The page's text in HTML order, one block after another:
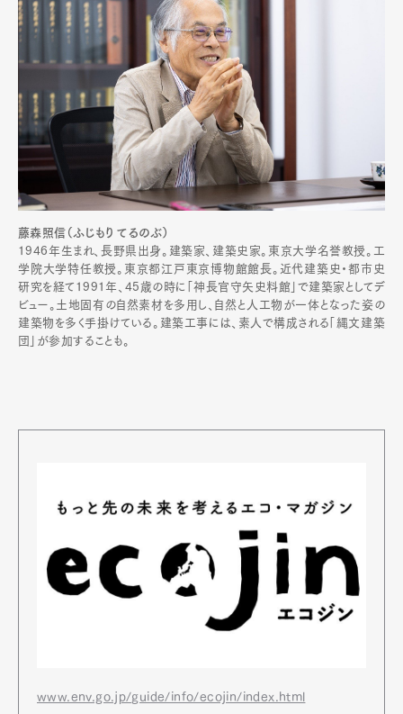
藤森照信（ふじもり てるのぶ）
1946年生まれ、長野県出身。建築家、建築史家。東京大学名誉教授。工
学院大学特任教授。東京都江戸東京博物館館長。近代建築史・都市史
研究を経て1991年、45歳の時に「神長官守矢史料館」で建築家としてデ
ビュー。土地固有の自然素材を多用し、自然と人工物が一体となった姿の
建築物を多く手掛けている。建築工事には、素人で構成される「縄文建築
団」が参加することも。
www.env.go.jp/guide/info/ecojin/index.html